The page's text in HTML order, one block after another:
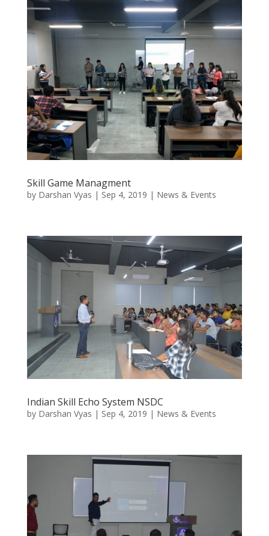
Skill Game Managment
by Darshan Vyas | Sep 4, 2019 | News & Events
Indian Skill Echo System NSDC
by Darshan Vyas | Sep 4, 2019 | News & Events